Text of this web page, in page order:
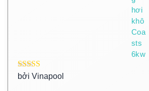
Được xếp
bởi Vinapool